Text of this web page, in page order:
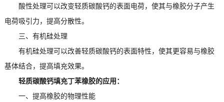
酸性处理可以改变轻质碳酸钙的表面电荷，使其与橡胶分子产生
电荷吸引力，提高分散性。
三、有机硅处理
有机硅处理可以改善轻质碳酸钙的表面特性，使其更容易与橡胶
基体结合，提高填充效果。
轻质碳酸钙填充丁苯橡胶的应用：
一、提高橡胶的物理性能